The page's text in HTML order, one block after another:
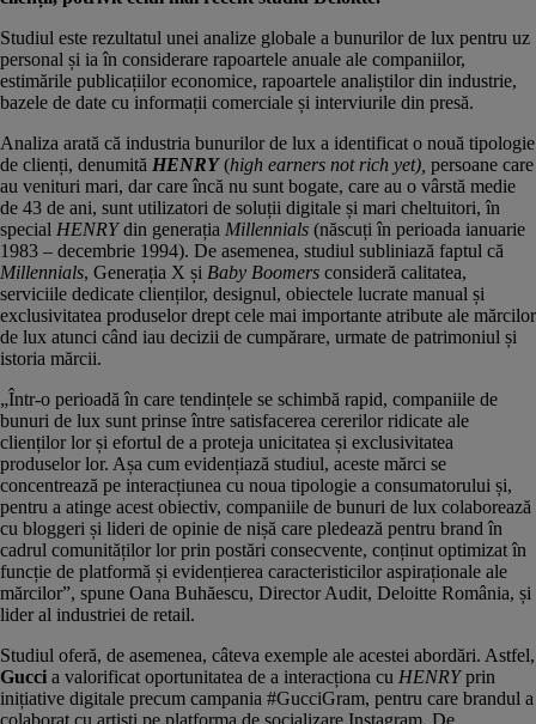
Studiul este rezultatul unei analize globale a bunurilor de lux pentru uz
personal și ia în considerare rapoartele anuale ale companiilor,
estimările publicațiilor economice, rapoartele analiștilor din industrie,
bazele de date cu informații comerciale și interviurile din presă.
Analiza arată că industria bunurilor de lux a identificat o nouă tipologie
de clienți, denumită HENRY(high earners not rich yet), persoane care
au venituri mari, dar care încă nu sunt bogate, care au o vârstă medie
de 43 de ani, sunt utilizatori de soluții digitale și mari cheltuitori, în
special HENRYdin generația Millennials (născuți în perioada ianuarie
1983 – decembrie 1994). De asemenea, studiul subliniază faptul că
Millennials, Generația X și Baby Boomers consideră calitatea,
serviciile dedicate clienților, designul, obiectele lucrate manual și
exclusivitatea produselor drept cele mai importante atribute ale mărcilor
de lux atunci când iau decizii de cumpărare, urmate de patrimoniul și
istoria mărcii.
„Într-o perioadă în care tendințele se schimbă rapid, companiile de
bunuri de lux sunt prinse între satisfacerea cererilor ridicate ale
clienților lor și efortul de a proteja unicitatea și exclusivitatea
produselor lor. Așa cum evidențiază studiul, aceste mărci se
concentrează pe interacțiunea cu noua tipologie a consumatorului și,
pentru a atinge acest obiectiv, companiile de bunuri de lux colaborează
cu bloggeri și lideri de opinie de nișă care pledează pentru brand în
cadrul comunităților lor prin postări consecvente, conținut optimizat în
funcție de platformă și evidențierea caracteristicilor aspiraționale ale
mărcilor”, spune Oana Buhăescu, Director Audit, Deloitte România, și
lider al industriei de retail.
Studiul oferă, de asemenea, câteva exemple ale acestei abordări. Astfel,
Gucci a valorificat oportunitatea de a interacționa cu HENRYprin
inițiative digitale precum campania #GucciGram, pentru care brandul a
colaborat cu artiști pe platforma de socializare Instagram. De